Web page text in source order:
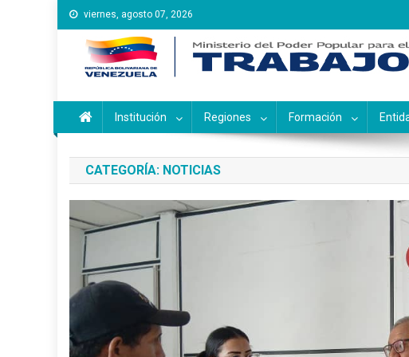
Saltar
al
contenido
viernes, agosto 07, 2026
Instituto Nacional de
Inces
Institución Regiones Formación
CATEGORÍA: NOTICIAS